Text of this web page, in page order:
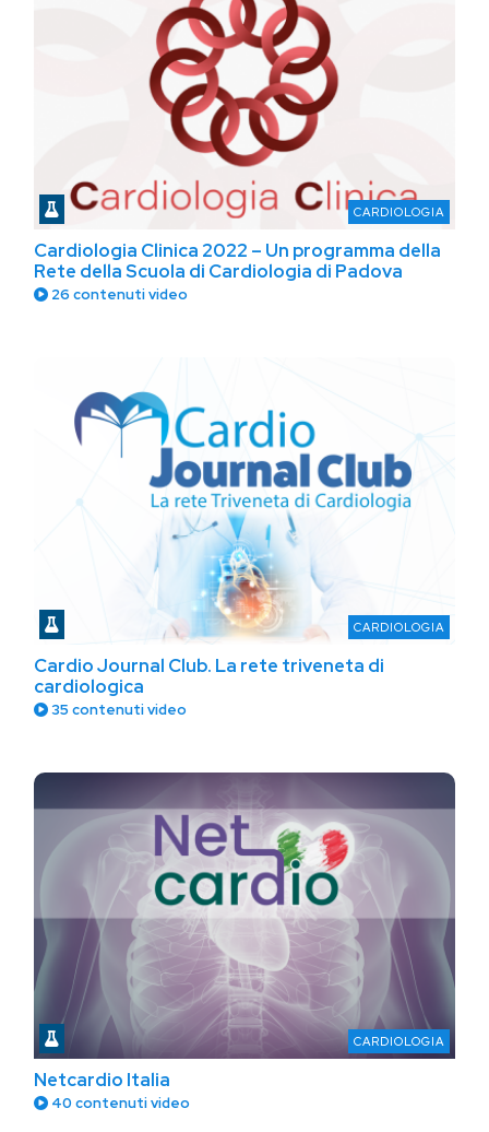
CARDIOLOGIA
Cardiologia Clinica 2022 – Un programma della
Rete della Scuola di Cardiologia di Padova
26 contenuti video
CARDIOLOGIA
Cardio Journal Club. La rete triveneta di
cardiologica
35 contenuti video
CARDIOLOGIA
Netcardio Italia
40 contenuti video